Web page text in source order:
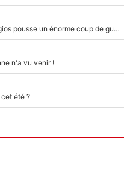
Victime de racisme contre Murray, Kyrgios pousse un énorme coup de gueule !
n'a vu venir !
été ?